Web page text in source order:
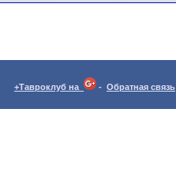
+Тавроклуб на - Обратная связь